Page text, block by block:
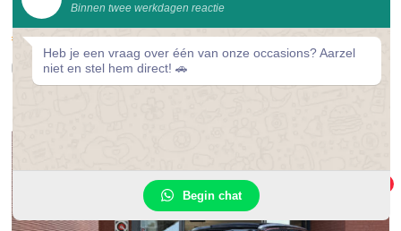
2023 78.311 km Automaat Benzine / Elektrisch
€ 327,-/mnd*
Vergelijken
Binnen twee werkdagen reactie
Heb je een vraag over één van onze occasions? Aarzel
niet en stel hem direct! 🚗
Begin chat